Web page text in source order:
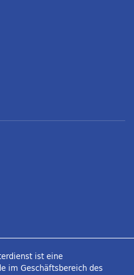
ist eine
im Geschäftsbereich des